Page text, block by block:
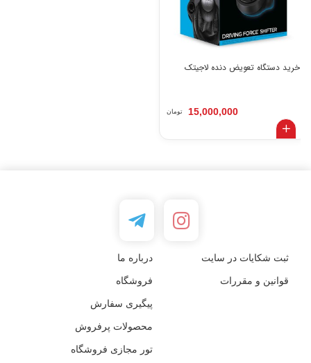
خرید دستگاه تعویض دنده لاجیتک
15,000,000 تومان
ثبت شکایات در سایت درباره ما
قوانین و مقررات فروشگاه
پیگیری سفارش
محصولات پرفروش
تور مجازی فروشگاه